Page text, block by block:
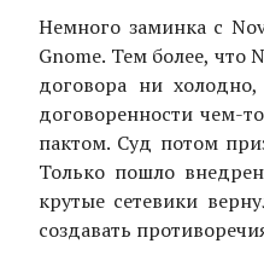
Немного заминка с
Gnome. Тем более, что
договора ни
договоренности чем-
пактом. Суд потом
Только пошло
крутые сетевики
создавать